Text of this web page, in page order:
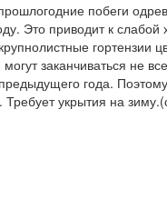
побеги
Это приводит к слабой
гортензии
заканчиваться не
года.
Требует укрытия на